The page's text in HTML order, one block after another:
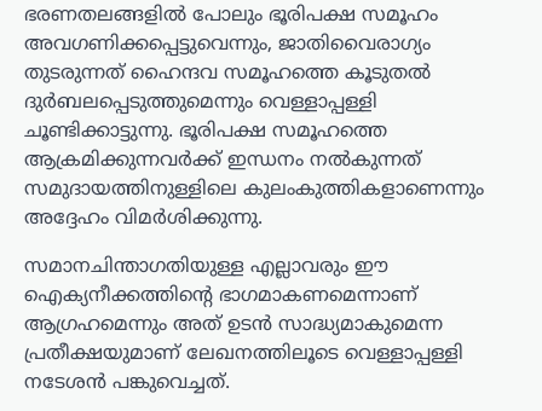
ഭരണതലങ്ങളിൽ പോലും ഭൂരിപക്ഷ സമൂഹം
അവഗണിക്കപ്പെട്ടുവെന്നും, ജാതിവൈരാഗ്യം
തുടരുന്നത് ഹൈന്ദവ സമൂഹത്തെ കൂടുതൽ
ദുർബലപ്പെടുത്തുമെന്നും വെള്ളാപ്പള്ളി
ചൂണ്ടിക്കാട്ടുന്നു. ഭൂരിപക്ഷ സമൂഹത്തെ
ആക്രമിക്കുന്നവർക്ക് ഇന്ധനം നൽകുന്നത്
സമുദായത്തിനുള്ളിലെ കുലംകുത്തികളാണെന്നും
അദ്ദേഹം വിമർശിക്കുന്നു.
സമാനചിന്താഗതിയുള്ള എല്ലാവരും ഈ
ഐക്യനീക്കത്തിന്റെ ഭാഗമാകണമെന്നാണ്
ആഗ്രഹമെന്നും അത് ഉടൻ സാദ്ധ്യമാകുമെന്ന
പ്രതീക്ഷയുമാണ് ലേഖനത്തിലൂടെ വെള്ളാപ്പള്ളി
നടേശൻ പങ്കുവെച്ചത്.